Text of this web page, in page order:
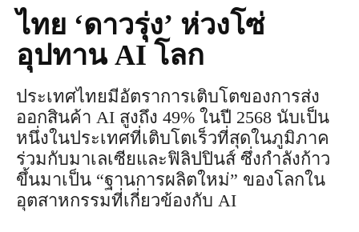
ไทย ‘ดาวรุ่ง’ ห่วงโซ่
อุปทาน AI โลก
ประเทศไทยมีอัตราการเติบโตของการส่ง
ออกสินค้า AI สูงถึง 49% ในปี 2568 นับเป็น
หนึ่งในประเทศที่เติบโตเร็วที่สุดในภูมิภาค
ร่วมกับมาเลเซียและฟิลิปปินส์ ซึ่งกำลังก้าว
ขึ้นมาเป็น “ฐานการผลิตใหม่” ของโลกใน
อุตสาหกรรมที่เกี่ยวข้องกับ AI